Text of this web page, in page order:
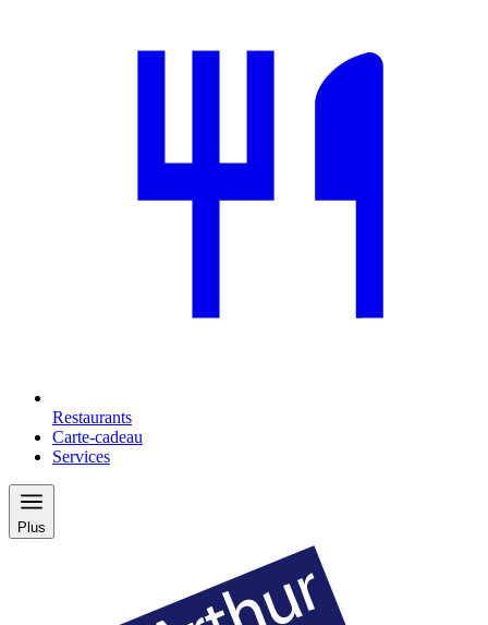
Restaurants
Carte-cadeau
Services
Plus